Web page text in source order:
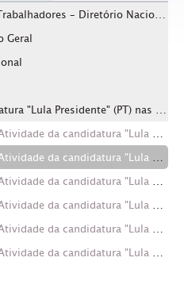
– Diretório Nacional
Geral
(PT) nas eleições de 2002 (Local desconhecido, 2002)
nas eleições de 2002 (Local desconhecido, 2002) / Crédito: Autoria desconhecida
nas eleições de 2002 (Local desconhecido, 2002) / Crédito: Autoria desconhecida
nas eleições de 2002 (Local desconhecido, 2002) / Crédito: Autoria desconhecida
nas eleições de 2002 (Local desconhecido, 2002) / Crédito: Autoria desconhecida
nas eleições de 2002 (Local desconhecido, 2002) / Crédito: Autoria desconhecida
nas eleições de 2002 (Local desconhecido, 2002) / Crédito: Autoria desconhecida